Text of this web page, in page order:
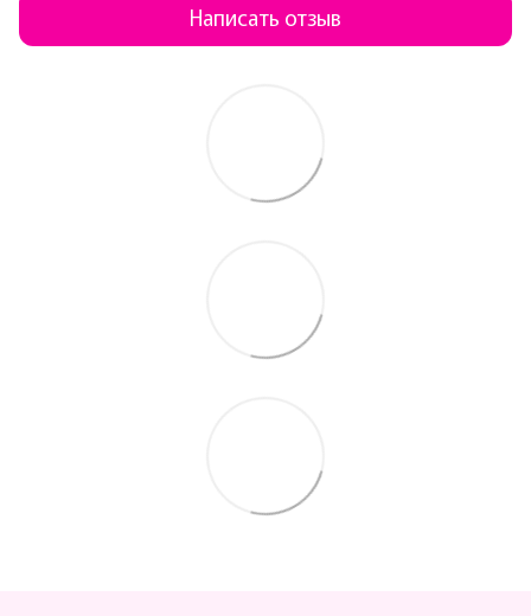
Написать отзыв